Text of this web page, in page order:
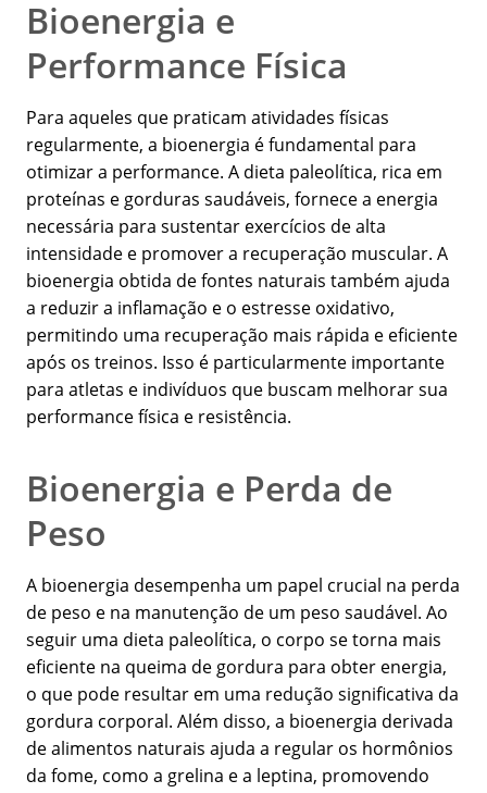
Bioenergia e
Performance Física
Para aqueles que praticam atividades físicas
regularmente, a bioenergia é fundamental para
otimizar a performance. A dieta paleolítica, rica em
proteínas e gorduras saudáveis, fornece a energia
necessária para sustentar exercícios de alta
intensidade e promover a recuperação muscular. A
bioenergia obtida de fontes naturais também ajuda
a reduzir a inflamação e o estresse oxidativo,
permitindo uma recuperação mais rápida e eficiente
após os treinos. Isso é particularmente importante
para atletas e indivíduos que buscam melhorar sua
performance física e resistência.
Bioenergia e Perda de
Peso
A bioenergia desempenha um papel crucial na perda
de peso e na manutenção de um peso saudável. Ao
seguir uma dieta paleolítica, o corpo se torna mais
eficiente na queima de gordura para obter energia,
o que pode resultar em uma redução significativa da
gordura corporal. Além disso, a bioenergia derivada
de alimentos naturais ajuda a regular os hormônios
da fome, como a grelina e a leptina, promovendo